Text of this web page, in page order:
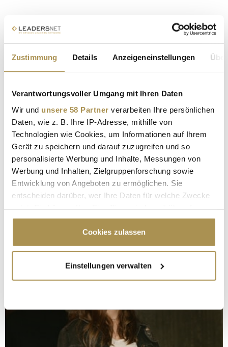
Zustimmung Details Anzeigeneinstellungen
Verantwortungsvoller Umgang mit Ihren Daten
Wir und unsere 58 Partner verarbeiten Ihre persönlichen
Daten, wie z. B. Ihre IP-Adresse, mithilfe von
Technologien wie Cookies, um Informationen auf Ihrem
Gerät zu speichern und darauf zuzugreifen und so
personalisierte Werbung und Inhalte, Messungen von
Werbung und Inhalten, Zielgruppenforschung sowie
Entwicklung von Angeboten zu ermöglichen. Sie
entscheiden darüber, wer Ihre Daten für welche Zwecke
Cookie-Erklärung oder durch Klicken auf das Privacy
Trigger Symbol ändern oder widerrufen
Informationen über Ihre geografische Lage
erfassen, welche bis auf einige Meter genau sein
bestimmten Merkmalen (Fingerprinting) identifizieren
Erfahren Sie mehr darüber, wie Ihre persönlichen Daten
Cookies zulassen
Einstellungen verwalten